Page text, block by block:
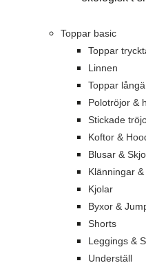
Toppar basic
Toppar
Linnen
Toppar
Polotröjor &
Stickade
Koftor &
Blusar &
Klänningar
Kjolar
Byxor &
Shorts
Leggings &
Underställ